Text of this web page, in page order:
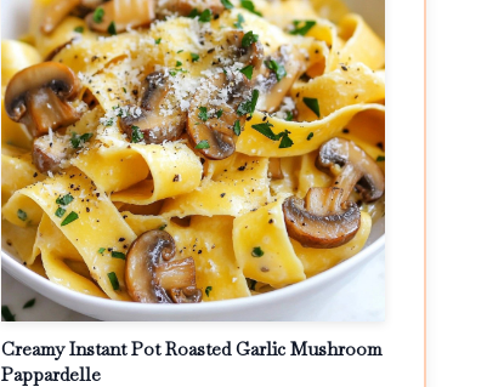
Creamy Instant Pot Roasted Garlic Mushroom
Pappardelle